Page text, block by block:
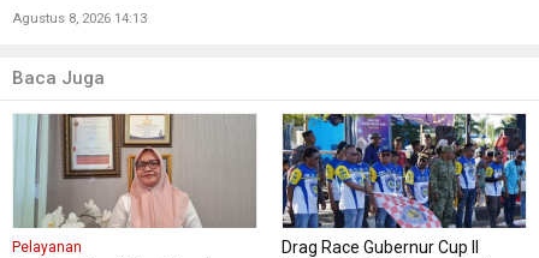
Agustus 8, 2026 14:13
Baca Juga
Pelayanan
Drag Race Gubernur Cup II